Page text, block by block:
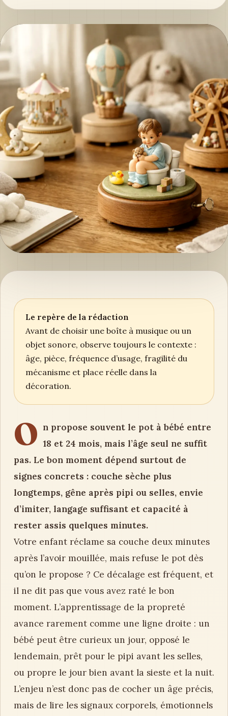
Le repère de la rédaction
Avant de choisir une boîte à musique ou un
objet sonore, observe toujours le contexte :
âge, pièce, fréquence d’usage, fragilité du
mécanisme et place réelle dans la
décoration.
O n propose souvent le pot à bébé entre
18 et 24 mois, mais l’âge seul ne suffit
pas. Le bon moment dépend surtout de
signes concrets : couche sèche plus
longtemps, gêne après pipi ou selles, envie
d’imiter, langage suffisant et capacité à
rester assis quelques minutes.
Votre enfant réclame sa couche deux minutes
après l’avoir mouillée, mais refuse le pot dès
qu’on le propose ? Ce décalage est fréquent, et
il ne dit pas que vous avez raté le bon
moment. L’apprentissage de la propreté
avance rarement comme une ligne droite : un
bébé peut être curieux un jour, opposé le
lendemain, prêt pour le pipi avant les selles,
ou propre le jour bien avant la sieste et la nuit.
L’enjeu n’est donc pas de cocher un âge précis,
mais de lire les signaux corporels, émotionnels